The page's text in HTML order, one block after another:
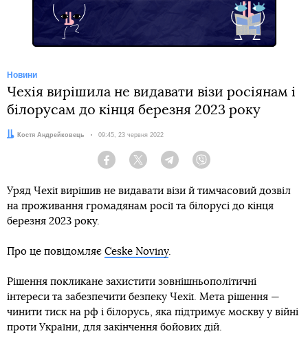
Новини
Чехія вирішила не видавати візи росіянам і
білорусам до кінця березня 2023 року
Автор:Костя Андрейковець Дата:
09:45, 23 червня 2022
Facebook Twitter Telegram
Уряд Чехії вирішив не видавати візи й тимчасовий дозвіл
на проживання громадянам росії та білорусі до кінця
березня 2023 року.
Про це повідомляє Ceske Noviny.
Рішення покликане захистити зовнішньополітичні
інтереси та забезпечити безпеку Чехії. Мета рішення —
чинити тиск на рф і білорусь, яка підтримує москву у війні
проти України, для закінчення бойових дій.